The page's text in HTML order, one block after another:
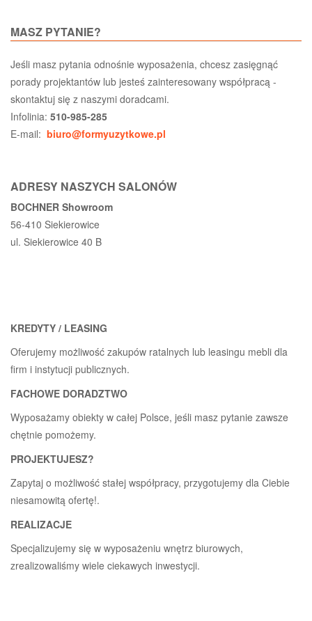
MASZ PYTANIE?
Jeśli masz pytania odnośnie wyposażenia, chcesz zasięgnąć
porady projektantów lub jesteś zainteresowany współpracą -
skontaktuj się z naszymi doradcami.
Infolinia: 510-985-285
E-mail: biuro@formyuzytkowe.pl
ADRESY NASZYCH SALONÓW
BOCHNER Showroom
56-410 Siekierowice
ul. Siekierowice 40 B
KREDYTY / LEASING
Oferujemy możliwość zakupów ratalnych lub leasingu mebli dla
firm i instytucji publicznych.
FACHOWE DORADZTWO
Wyposażamy obiekty w całej Polsce, jeśli masz pytanie zawsze
chętnie pomożemy.
PROJEKTUJESZ?
Zapytaj o możliwość stałej współpracy, przygotujemy dla Ciebie
niesamowitą ofertę!.
REALIZACJE
Specjalizujemy się w wyposażeniu wnętrz biurowych,
zrealizowaliśmy wiele ciekawych inwestycji.